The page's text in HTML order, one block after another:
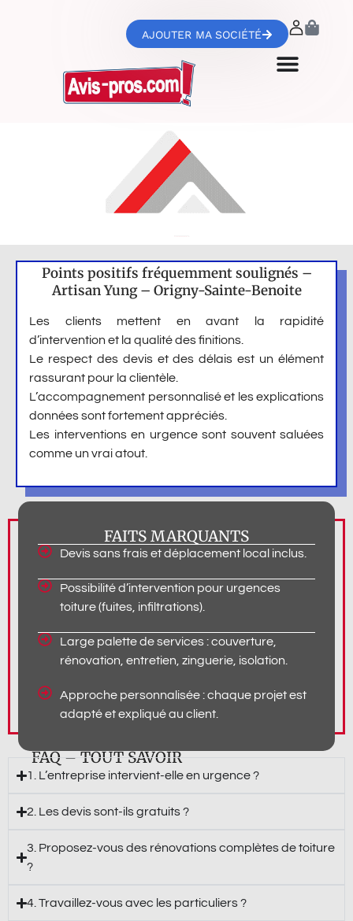
AJOUTER MA SOCIÉTÉ
Points positifs fréquemment soulignés –
Artisan Yung – Origny-Sainte-Benoite
Les clients mettent en avant la rapidité
d’intervention et la qualité des finitions.
Le respect des devis et des délais est un élément
rassurant pour la clientèle.
L’accompagnement personnalisé et les explications
données sont fortement appréciés.
Les interventions en urgence sont souvent saluées
comme un vrai atout.
FAITS MARQUANTS
Devis sans frais et déplacement local inclus.
Possibilité d’intervention pour urgences
toiture (fuites, infiltrations).
Large palette de services : couverture,
rénovation, entretien, zinguerie, isolation.
Approche personnalisée : chaque projet est
adapté et expliqué au client.
FAQ – TOUT SAVOIR
1. L’entreprise intervient-elle en urgence ?
2. Les devis sont-ils gratuits ?
3. Proposez-vous des rénovations complètes de toiture
?
4. Travaillez-vous avec les particuliers ?